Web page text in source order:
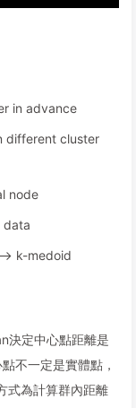
in advance
different cluster
node
data
k-medoid
決定中心點距離是
不一定是實體點，
式為計算群內距離